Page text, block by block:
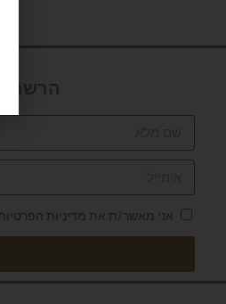
הרשמה
אני מאשר/ת את מדיניות